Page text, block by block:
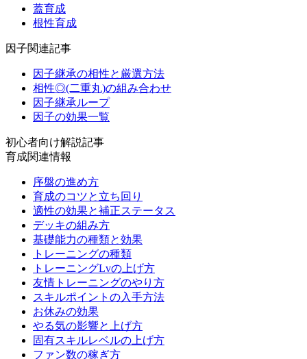
蓋育成
根性育成
因子関連記事
因子継承の相性と厳選方法
相性◎(二重丸)の組み合わせ
因子継承ループ
因子の効果一覧
初心者向け解説記事
育成関連情報
序盤の進め方
育成のコツと立ち回り
適性の効果と補正ステータス
デッキの組み方
基礎能力の種類と効果
トレーニングの種類
トレーニングLvの上げ方
友情トレーニングのやり方
スキルポイントの入手方法
お休みの効果
やる気の影響と上げ方
固有スキルレベルの上げ方
ファン数の稼ぎ方